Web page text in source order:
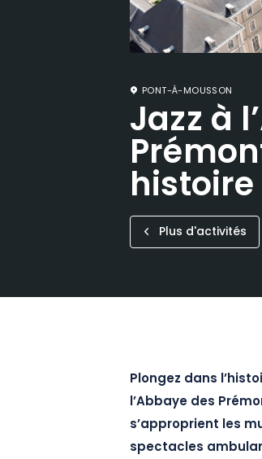
PONT-À-MOUSSON
Jazz à
Plus d'activités
Plongez dans
l’Abbaye des
s’approprient les
spectacles